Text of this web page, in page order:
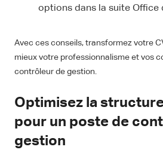
options dans la suite Office
Avec ces conseils, transformez votre
mieux votre professionnalisme et vos
contrôleur de gestion.
Optimisez la
pour un poste de
gestion